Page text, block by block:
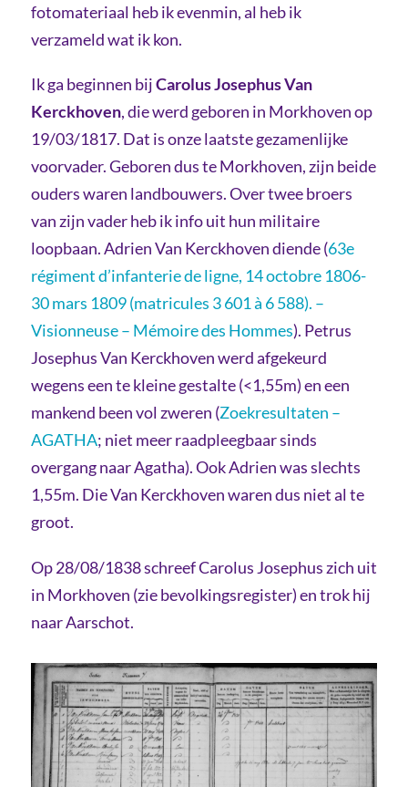
fotomateriaal heb ik evenmin, al heb ik
verzameld wat ik kon.
Ik ga beginnen bijCarolus Josephus Van
Kerckhoven, die werd geboren in Morkhoven op
19/03/1817. Dat is onze laatste gezamenlijke
voorvader. Geboren dus te Morkhoven, zijn beide
ouders waren landbouwers. Over twee broers
van zijn vader heb ik info uit hun militaire
loopbaan. Adrien Van Kerckhoven diende (63e
régiment d’infanterie de ligne, 14 octobre 1806-
30 mars 1809 (matricules 3 601 à 6 588). –
Visionneuse – Mémoire des Hommes). Petrus
Josephus Van Kerckhoven werd afgekeurd
wegens een te kleine gestalte (<1,55m) en een
mankend been vol zweren (Zoekresultaten –
AGATHA; niet meer raadpleegbaar sinds
overgang naar Agatha). Ook Adrien was slechts
1,55m. Die Van Kerckhoven waren dus niet al te
groot.
Op 28/08/1838 schreef Carolus Josephus zich uit
in Morkhoven (zie bevolkingsregister) en trok hij
naar Aarschot.